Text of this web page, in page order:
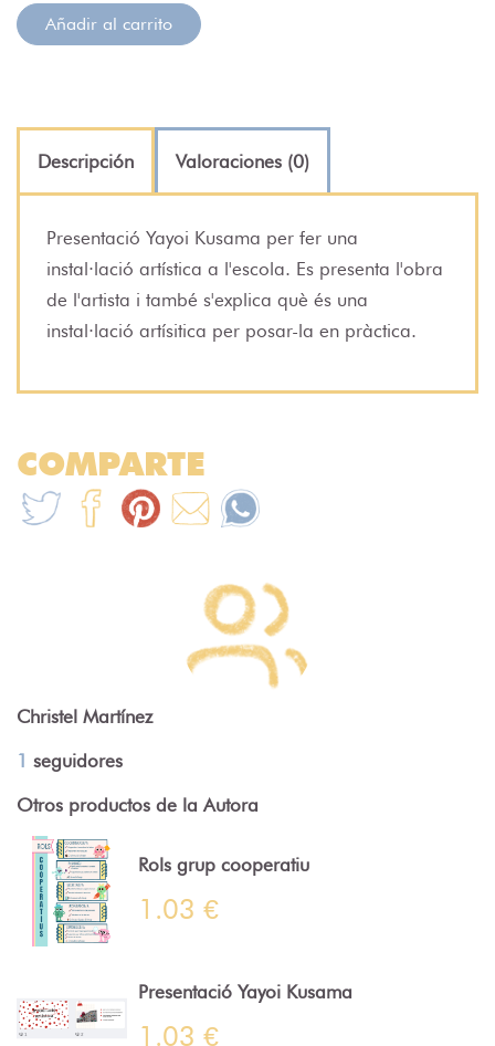
Añadir al carrito
Descripción Valoraciones (0)
Presentació Yayoi Kusama per fer una
instal·lació artística a l'escola. Es presenta l'obra
de l'artista i també s'explica què és una
instal·lació artísitica per posar-la en pràctica.
COMPARTE
Christel Martínez
1 seguidores
Otros productos de la Autora
Rols grup cooperatiu
1.03 €
Presentació Yayoi Kusama
1.03 €